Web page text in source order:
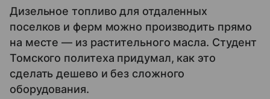
Дизельное топливо для отдаленных
поселков и ферм можно производить прямо
на месте — из растительного масла. Студент
Томского политеха придумал, как это
сделать дешево и без сложного
оборудования.